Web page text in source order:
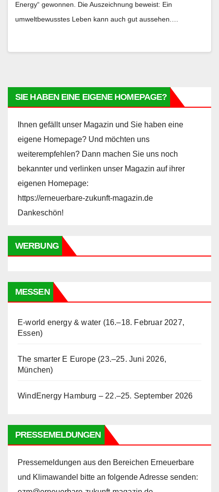
Energy“ gewonnen. Die Auszeichnung beweist: Ein
umweltbewusstes Leben kann auch gut aussehen.…
SIE HABEN EINE EIGENE HOMEPAGE?
Ihnen gefällt unser Magazin und Sie haben eine
eigene Homepage? Und möchten uns
weiterempfehlen? Dann machen Sie uns noch
bekannter und verlinken unser Magazin auf ihrer
eigenen Homepage:
https://erneuerbare-zukunft-magazin.de
Dankeschön!
WERBUNG
MESSEN
E-world energy & water (16.–18. Februar 2027,
Essen)
The smarter E Europe (23.–25. Juni 2026,
München)
WindEnergy Hamburg – 22.–25. September 2026
PRESSEMELDUNGEN
Pressemeldungen aus den Bereichen Erneuerbare
und Klimawandel bitte an folgende Adresse senden: